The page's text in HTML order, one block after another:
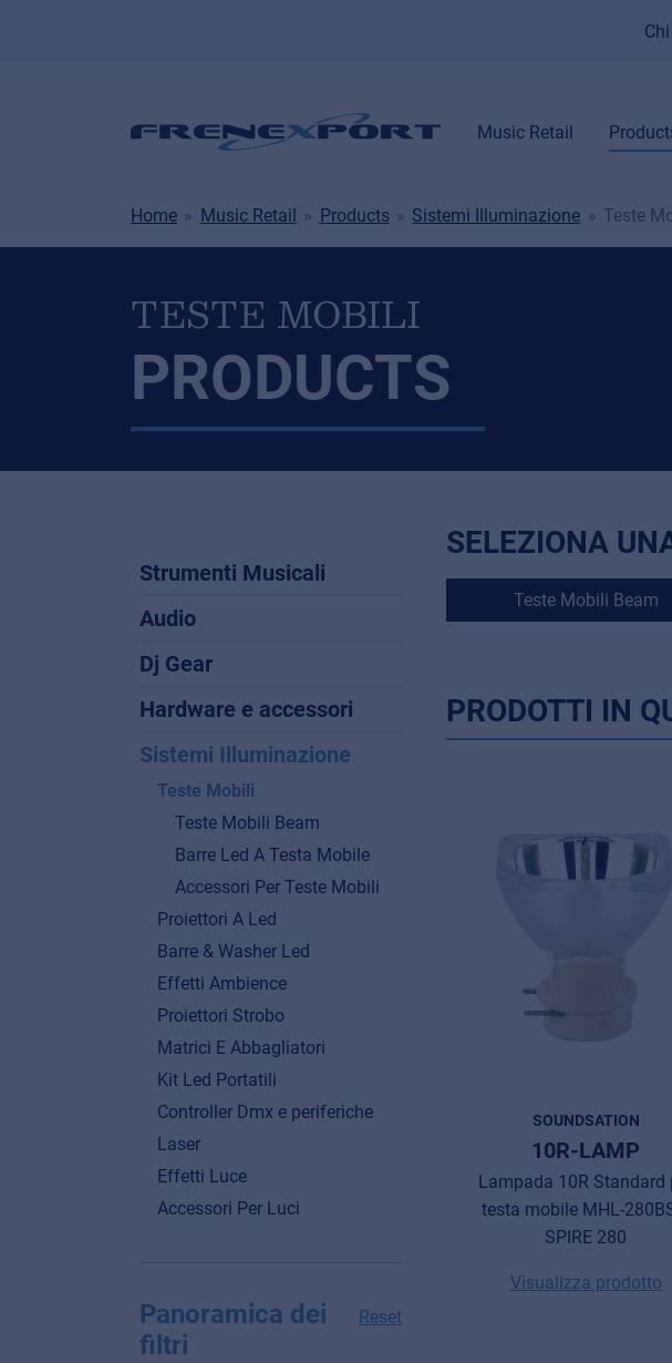
Music Retail
Home Music Retail Products Sistemi Illuminazione Teste
TESTE MOBILI
PRODUCTS
Strumenti Musicali
Audio
Dj Gear
Hardware e accessori
Sistemi Illuminazione
Teste Mobili
Teste Mobili Beam
Barre Led A Testa Mobile
Accessori Per Teste Mobili
Proiettori A Led
Barre & Washer Led
Effetti Ambience
Proiettori Strobo
Matrici E Abbagliatori
Kit Led Portatili
Controller Dmx e periferiche
Laser
Effetti Luce
Accessori Per Luci
Panoramica dei
filtri
Reset
SELEZIONA
Teste Mobili Beam
PRODOTTI IN
SOUNDSATION
10R-LAMP
Lampada 10R Standard
testa mobile MHL-
SPIRE 280
Visualizza prodotto